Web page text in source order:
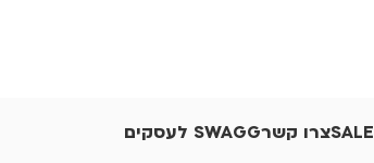
SALEצרו קשרSWAGG לעסקים